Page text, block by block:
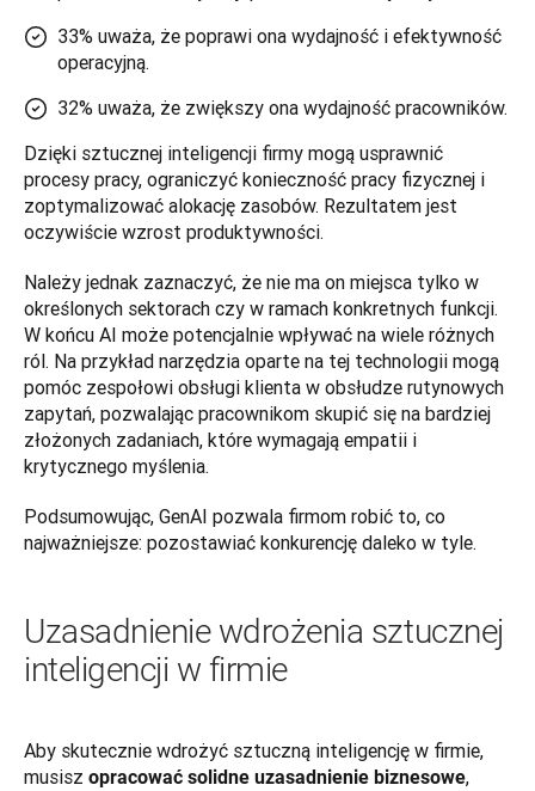
33% uważa, że poprawi ona wydajność i efektywność
operacyjną.
32% uważa, że zwiększy ona wydajność pracowników.
Dzięki sztucznej inteligencji firmy mogą usprawnić
procesy pracy, ograniczyć konieczność pracy fizycznej i
zoptymalizować alokację zasobów. Rezultatem jest
oczywiście wzrost produktywności.
Należy jednak zaznaczyć, że nie ma on miejsca tylko w
określonych sektorach czy w ramach konkretnych funkcji.
W końcu AI może potencjalnie wpływać na wiele różnych
ról. Na przykład narzędzia oparte na tej technologii mogą
pomóc zespołowi obsługi klienta w obsłudze rutynowych
zapytań, pozwalając pracownikom skupić się na bardziej
złożonych zadaniach, które wymagają empatii i
krytycznego myślenia.
Podsumowując, GenAI pozwala firmom robić to, co
najważniejsze: pozostawiać konkurencję daleko w tyle.
Uzasadnienie wdrożenia sztucznej
inteligencji w firmie
Aby skutecznie wdrożyć sztuczną inteligencję w firmie,
musisz opracować solidne uzasadnienie biznesowe,